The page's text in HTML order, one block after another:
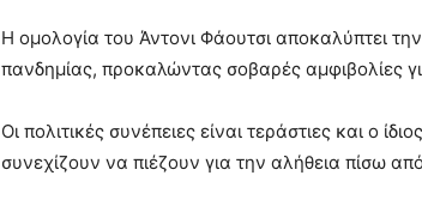
Η ομολογία του Άντονι Φάουτσι αποκαλύπτει
πανδημίας, προκαλώντας σοβαρές αμφιβολίες
Οι πολιτικές συνέπειες είναι τεράστιες και ο
συνεχίζουν να πιέζουν για την αλήθεια πίσω